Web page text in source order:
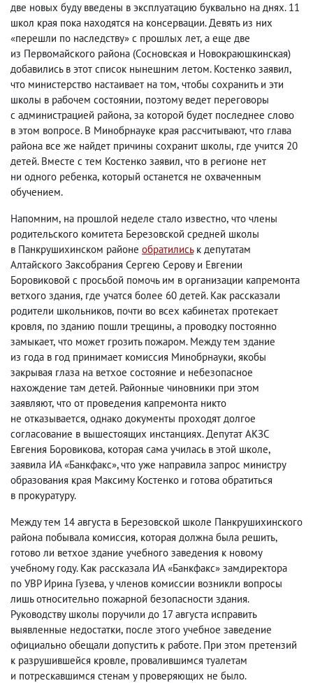
две новых буду введены в эксплуатацию буквально на днях. 11
школ края пока находятся на консервации. Девять из них
«перешли по наследству» с прошлых лет, а еще две
из Первомайского района (Сосновская и Новокраюшкинская)
добавились в этот список нынешним летом. Костенко заявил,
что министерство настаивает на том, чтобы сохранить и эти
школы в рабочем состоянии, поэтому ведет переговоры
с администрацией района, за которой будет последнее слово
в этом вопросе. В Минобрнауке края рассчитывают, что глава
района все же найдет причины сохранит школы, где учится 20
детей. Вместе с тем Костенко заявил, что в регионе нет
ни одного ребенка, который останется не охваченным
обучением.
Напомним, на прошлой неделе стало известно, что члены
родительского комитета Березовской средней школы
в Панкрушихинском районе обратилиськ депутатам
Алтайского Заксобрания Сергею Серову и Евгении
Боровиковой с просьбой помочь им в организации капремонта
ветхого здания, где учатся более 60 детей. Как рассказали
родители школьников, почти во всех кабинетах протекает
кровля, по зданию пошли трещины, а проводку постоянно
замыкает, что может грозить пожаром. Между тем здание
из года в год принимает комиссия Минобрнауки, якобы
закрывая глаза на ветхое состояние и небезопасное
нахождение там детей. Районные чиновники при этом
заявляют, что от проведения капремонта никто
не отказывается, однако документы проходят долгое
согласование в вышестоящих инстанциях. Депутат АКЗС
Евгения Боровикова, которая сама училась в этой школе,
заявила ИА «Банкфакс», что уже направила запрос министру
образования края Максиму Костенко и готова обратиться
в прокуратуру.
Между тем 14 августа в Березовской школе Панкрушихинского
района побывала комиссия, которая должна была решить,
готово ли ветхое здание учебного заведения к новому
учебному году. Как рассказала ИА «Банкфакс» замдиректора
по УВР Ирина Гузева, у членов комиссии возникли вопросы
лишь относительно пожарной безопасности здания.
Руководству школы поручили до 17 августа исправить
выявленные недостатки, после этого учебное заведение
официально обещали допустить к работе. При этом претензий
к разрушившейся кровле, провалившимся туалетам
и потрескавшимся стенам у проверяющих не было.